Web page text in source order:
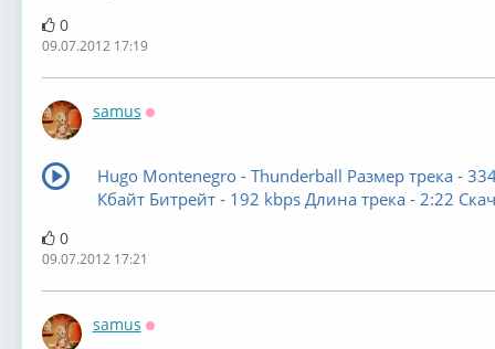
0
09.07.2012 17:19
samus
Hugo Montenegro - Thunderball Размер трека -
Кбайт Битрейт - 192 kbps Длина трека - 2:22
0
09.07.2012 17:21
samus